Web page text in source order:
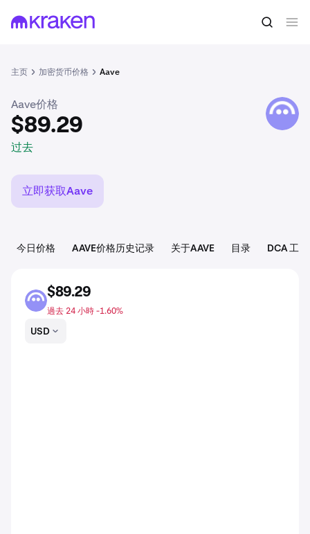
主页 加密货币价格 Aave
$89.29 买入AAVE
Aave价格
$89.29
过去
AAVE
立即获取Aave
今日价格 AAVE价格历史记录 关于AAVE 目录 DCA 工具
AAVE
$89.29
過去 24 小時 -1.60%
USD